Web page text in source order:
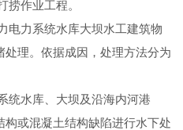
捞作业工程。
电力系统水库大坝水工建筑物
理。依据成因，处理方法分为
统水库、大坝及沿海内河港
或混凝土结构缺陷进行水下处